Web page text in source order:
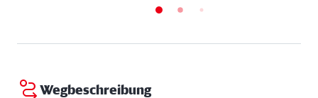
Wegbeschreibung